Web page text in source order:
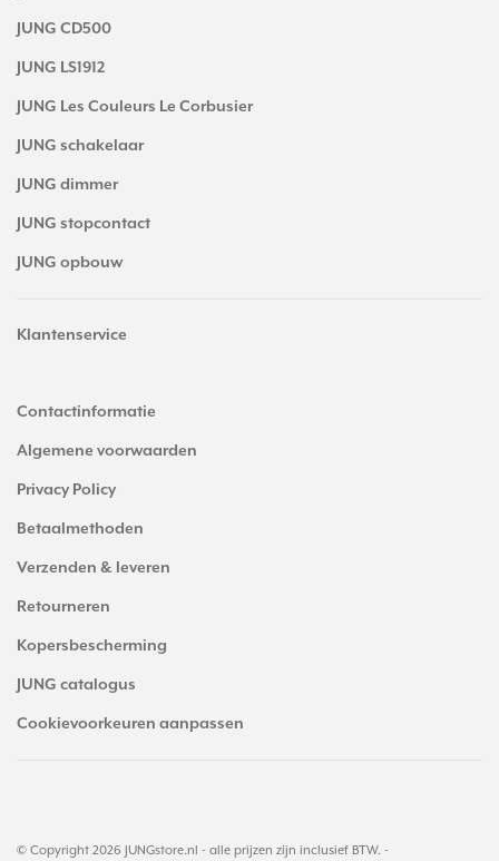
JUNG CD500
JUNG LS1912
JUNG Les Couleurs Le Corbusier
JUNG schakelaar
JUNG dimmer
JUNG stopcontact
JUNG opbouw
Klantenservice
Contactinformatie
Algemene voorwaarden
Privacy Policy
Betaalmethoden
Verzenden & leveren
Retourneren
Kopersbescherming
JUNG catalogus
Cookievoorkeuren aanpassen
© Copyright 2026 JUNGstore.nl - alle prijzen zijn inclusief BTW. -